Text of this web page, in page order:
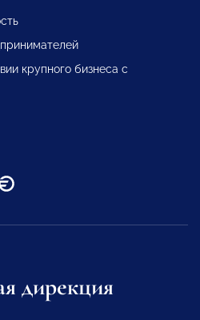
крупного бизнеса с
дирекция